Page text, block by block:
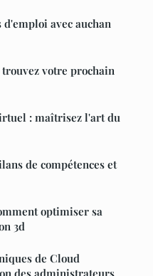
avec auchan
votre prochain
: maîtrisez l'art du
de compétences et
optimiser sa
3d
de Cloud